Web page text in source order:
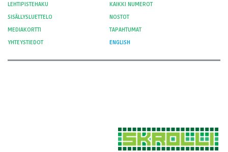
LEHTIPISTEHAKU
KAIKKI NUMEROT
SISÄLLYSLUETTELO
NOSTOT
MEDIAKORTTI
TAPAHTUMAT
YHTEYSTIEDOT
ENGLISH